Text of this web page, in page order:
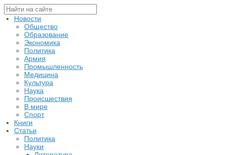
Новости
Общество
Образование
Экономика
Политика
Армия
Промышленность
Медицина
Культура
Наука
Происшествия
В мире
Спорт
Книги
Статьи
Политика
Науки